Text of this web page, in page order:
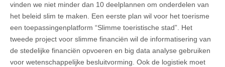
vinden we niet minder dan 10 deelplannen om onderdelen van
het beleid slim te maken. Een eerste plan wil voor het toerisme
een toepassingenplatform “Slimme toeristische stad”. Het
tweede project voor slimme financiën wil de informatisering van
de stedelijke financiën opvoeren en big data analyse gebruiken
voor wetenschappelijke besluitvorming. Ook de logistiek moet